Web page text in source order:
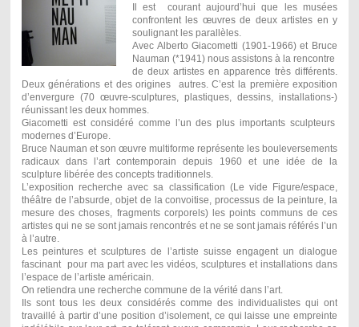
Il est courant aujourd’hui que les musées
confrontent les œuvres de deux artistes en y
soulignant les parallèles.
Avec Alberto Giacometti (1901-1966) et Bruce
Nauman (*1941) nous assistons à la rencontre
de deux artistes en apparence très différents.
Deux générations et des origines autres. C’est la première exposition
d’envergure (70 œuvre-sculptures, plastiques, dessins, installations-)
réunissant les deux hommes.
Giacometti est considéré comme l’un des plus importants sculpteurs
modernes d’Europe.
Bruce Nauman et son œuvre multiforme représente les bouleversements
radicaux dans l’art contemporain depuis 1960 et une idée de la
sculpture libérée des concepts traditionnels.
L’exposition recherche avec sa classification (Le vide Figure/espace,
théâtre de l’absurde, objet de la convoitise, processus de la peinture, la
mesure des choses, fragments corporels) les points communs de ces
artistes qui ne se sont jamais rencontrés et ne se sont jamais référés l’un
à l’autre.
Les peintures et sculptures de l’artiste suisse engagent un dialogue
fascinant pour ma part avec les vidéos, sculptures et installations dans
l’espace de l’artiste américain.
On retiendra une recherche commune de la vérité dans l’art.
Ils sont tous les deux considérés comme des individualistes qui ont
travaillé à partir d’une position d’isolement, ce qui laisse une empreinte